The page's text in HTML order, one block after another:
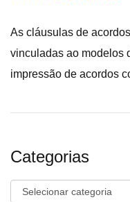
As cláusulas de
vinculadas ao modelos
impressão de acordos
Categorias
Categorias